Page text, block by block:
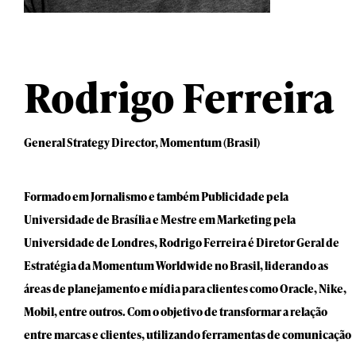
Rodrigo Ferreira
General Strategy Director, Momentum (Brasil)
Formado em Jornalismo e também Publicidade pela
Universidade de Brasília e Mestre em Marketing pela
Universidade de Londres, Rodrigo Ferreira é Diretor Geral de
Estratégia da Momentum Worldwide no Brasil, liderando as
áreas de planejamento e mídia para clientes como Oracle, Nike,
Mobil, entre outros. Com o objetivo de transformar a relação
entre marcas e clientes, utilizando ferramentas de comunicação